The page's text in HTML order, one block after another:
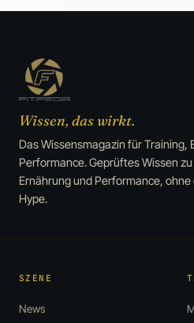
Wissen, das wirkt.
Das Wissensmagazin für Training,
Performance. Geprüftes Wissen
Ernährung und Performance, ohne
Hype.
SZENE
News